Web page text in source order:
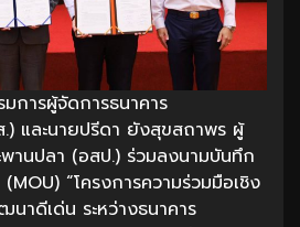
การผู้จัดการธนาคาร
.) และนายปรีดา ยังสุขสถาพร ผู้
านปลา (อสป.) ร่วมลงนามบันทึก
“โครงการความร่วมมือเชิง
าดีเด่น ระหว่างธนาคาร